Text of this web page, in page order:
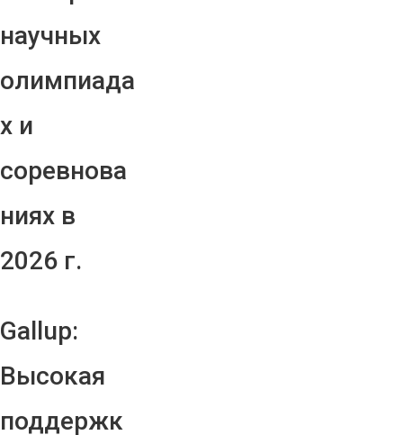
научных
олимпиада
х и
соревнова
ниях в
2026 г.
Gallup:
Высокая
поддержк